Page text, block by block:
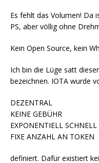
Es fehlt das Volumen! Da
PS, aber völlig ohne
Kein Open Source, kein
Ich bin die Lüge satt
bezeichnen. IOTA wurde
DEZENTRAL
KEINE GEBÜHR
EXPONENTIELL SCHNELL
FIXE ANZAHL AN TOKEN
definiert. Dafür existiert